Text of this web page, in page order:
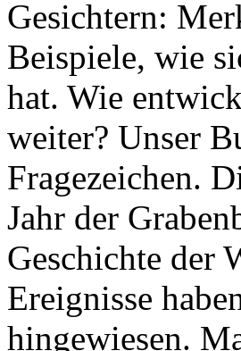
Gesichtern:
Beispiele, wie
hat. Wie
weiter? Unser
Fragezeichen.
Jahr der
Geschichte der
Ereignisse
hingewiesen.